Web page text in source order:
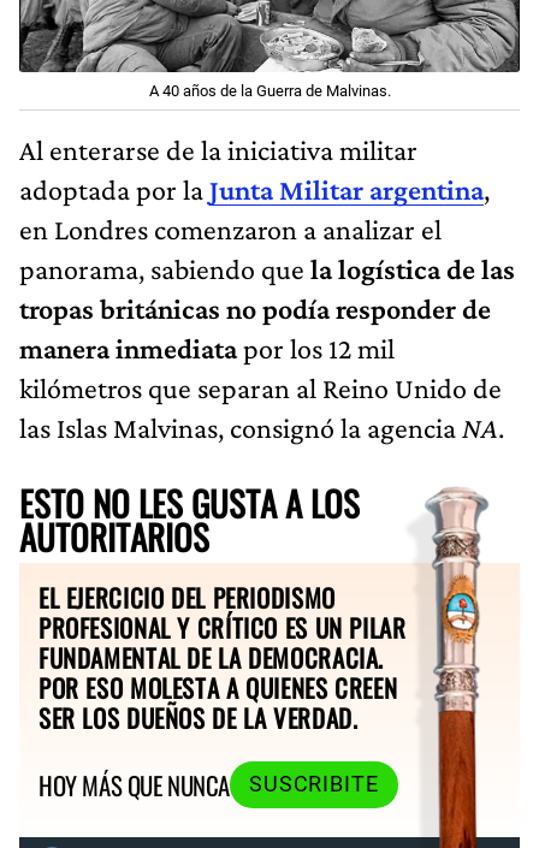
A 40 años de la Guerra de Malvinas.
Al enterarse de la iniciativa militar
adoptada por laJunta Militar argentina,
en Londres comenzaron a analizar el
panorama, sabiendo que la logística de las
tropas británicas no podía responder de
manera inmediatapor los 12 mil
kilómetros que separan al Reino Unido de
las Islas Malvinas, consignó la agencia NA.
ESTO NO LES GUSTA A LOS
AUTORITARIOS
EL EJERCICIO DEL PERIODISMO
PROFESIONAL Y CRÍTICO ES UN PILAR
FUNDAMENTAL DE LA DEMOCRACIA.
POR ESO MOLESTA A QUIENES CREEN
SER LOS DUEÑOS DE LA VERDAD.
HOY MÁS QUE NUNCA
SUSCRIBITE